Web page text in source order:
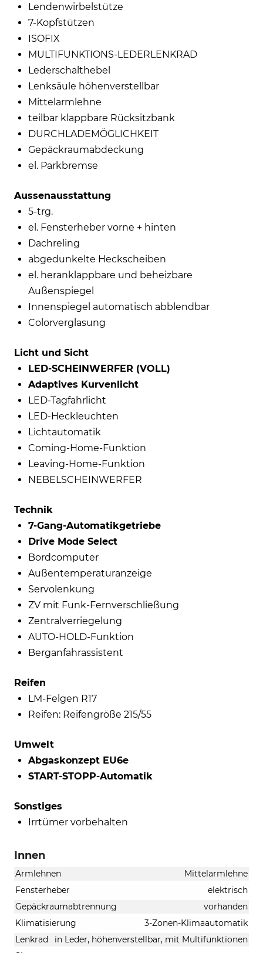
Lendenwirbelstütze
7-Kopfstützen
ISOFIX
MULTIFUNKTIONS-LEDERLENKRAD
Lederschalthebel
Lenksäule höhenverstellbar
Mittelarmlehne
teilbar klappbare Rücksitzbank
DURCHLADEMÖGLICHKEIT
Gepäckraumabdeckung
el. Parkbremse
Aussenausstattung
5-trg.
el. Fensterheber vorne + hinten
Dachreling
abgedunkelte Heckscheiben
el. heranklappbare und beheizbare
Außenspiegel
Innenspiegel automatisch abblendbar
Colorverglasung
Licht und Sicht
LED-SCHEINWERFER (VOLL)
Adaptives Kurvenlicht
LED-Tagfahrlicht
LED-Heckleuchten
Lichtautomatik
Coming-Home-Funktion
Leaving-Home-Funktion
NEBELSCHEINWERFER
Technik
7-Gang-Automatikgetriebe
Drive Mode Select
Bordcomputer
Außentemperaturanzeige
Servolenkung
ZV mit Funk-Fernverschließung
Zentralverriegelung
AUTO-HOLD-Funktion
Berganfahrassistent
Reifen
LM-Felgen R17
Reifen: Reifengröße 215/55
Umwelt
Abgaskonzept EU6e
START-STOPP-Automatik
Sonstiges
Irrtümer vorbehalten
Innen
Armlehnen
Mittelarmlehne
Fensterheber
elektrisch
Gepäckraumabtrennung
vorhanden
Klimatisierung
3-Zonen-Klimaautomatik
Lenkrad
in Leder, höhenverstellbar, mit Multifunktionen